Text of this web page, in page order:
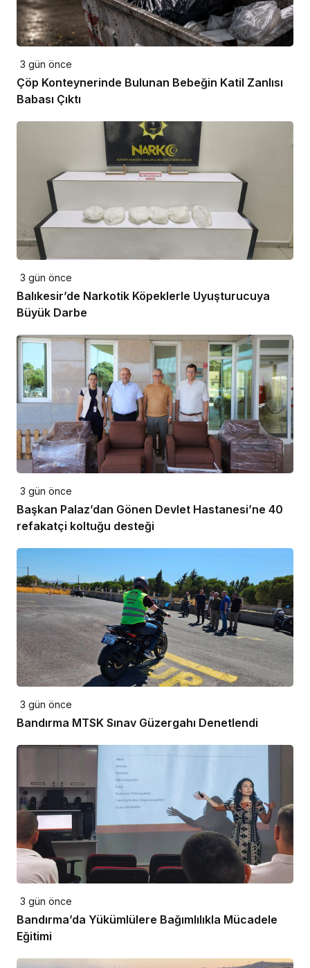
3 gün önce
Çöp Konteynerinde Bulunan Bebeğin Katil Zanlısı
Babası Çıktı
3 gün önce
Balıkesir’de Narkotik Köpeklerle Uyuşturucuya
Büyük Darbe
3 gün önce
Başkan Palaz’dan Gönen Devlet Hastanesi’ne 40
refakatçi koltuğu desteği
3 gün önce
Bandırma MTSK Sınav Güzergahı Denetlendi
3 gün önce
Bandırma’da Yükümlülere Bağımlılıkla Mücadele
Eğitimi